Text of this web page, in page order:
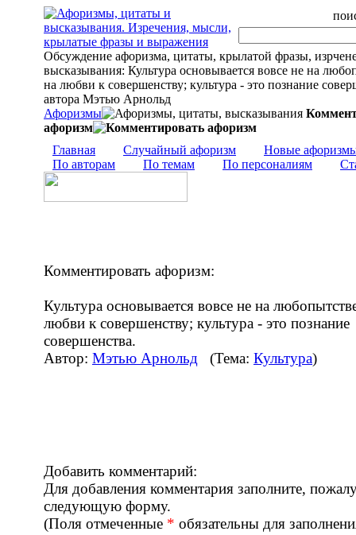
Обсуждение афоризма, цитаты, крылатой фразы,
высказывания: Культура основывается вовсе не на
на любви к совершенству; культура - это познание
автора Мэтью Арнольд
Афоризмы
афоризм
Главная
Случайный афоризм
Новые
По авторам
По темам По персоналиям
Комментировать афоризм:
Культура основывается вовсе не на
любви к совершенству; культура - это познание
совершенства.
Автор: Мэтью Арнольд (Тема: Культура)
Добавить комментарий:
Для добавления комментария заполните,
следующую форму.
(Поля отмеченные * обязательны для